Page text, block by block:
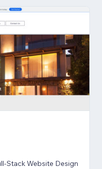
Stack Website Design